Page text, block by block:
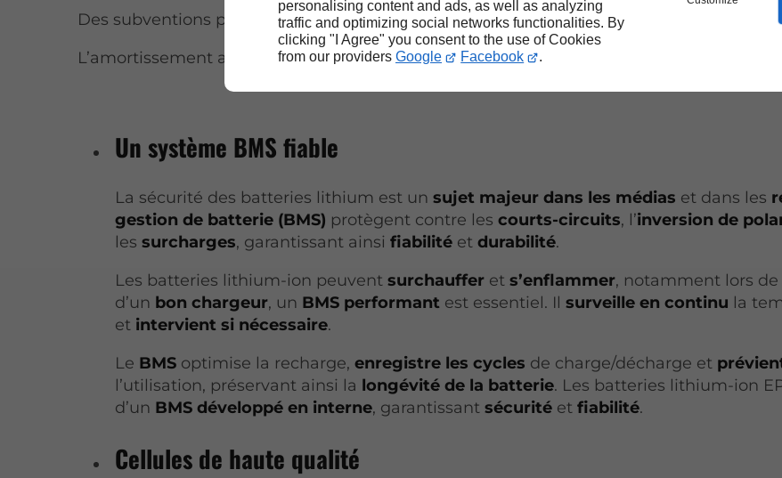
personalising content and ads, as well as analyzing
traffic and optimizing social networks functionalities. By
clicking "I Agree" you consent to the use of Cookies
from our providers Google Facebook .
Des subventions pour l’achat de matériel électrique (régionales ou nationales) ;
L’amortissement accéléré du matériel électrique dans le cadre des investissements
Un système BMS fiable
La sécurité des batteries lithium est un sujet majeur dans les médias et dans les
gestion de batterie (BMS) protègent contre les courts-circuits, l’inversion de
les surcharges, garantissant ainsi fiabilitéet durabilité.
Les batteries lithium-ion peuvent surchaufferet s’enflammer, notamment lors de
d’un bon chargeur, un BMS performantest essentiel. Il surveille en continu la
et intervient si nécessaire.
Le BMSoptimise la recharge, enregistre les cycles de charge/décharge et
l’utilisation, préservant ainsi la longévité de la batterie. Les batteries lithium-ion
d’un BMS développé en interne, garantissant sécuritéet fiabilité.
Cellules de haute qualité